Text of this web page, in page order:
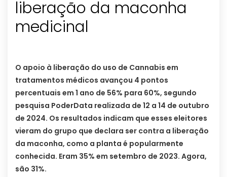
liberação da maconha
medicinal
O apoio à liberação do uso de Cannabis em
tratamentos médicos avançou 4 pontos
percentuais em 1 ano de 56% para 60%, segundo
pesquisa PoderData realizada de 12 a 14 de outubro
de 2024. Os resultados indicam que esses eleitores
vieram do grupo que declara ser contra a liberação
da maconha, como a planta é popularmente
conhecida. Eram 35% em setembro de 2023. Agora,
são 31%.